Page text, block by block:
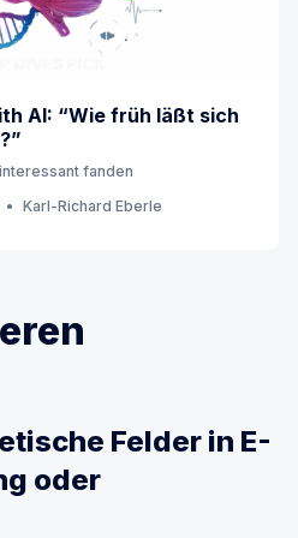
AI: “Wie früh läßt sich
fanden
Karl-Richard Eberle
Felder in E-
oder